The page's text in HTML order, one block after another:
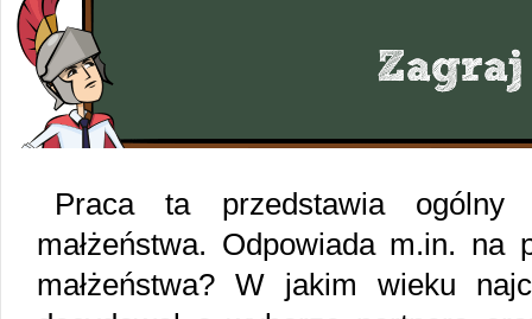
Praca ta przedstawia ogólny
małżeństwa. Odpowiada m.in. na
małżeństwa? W jakim wieku